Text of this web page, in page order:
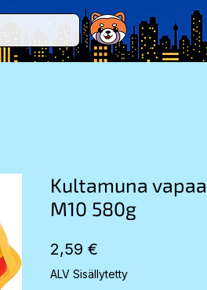
Kultamuna
M10 580g
2,59 €
ALV Sisällytetty